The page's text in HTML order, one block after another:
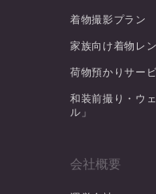
着物撮影プラン
家族向け着物レ
荷物預かりサー
和装前撮り・ウ
ル」
会社概要